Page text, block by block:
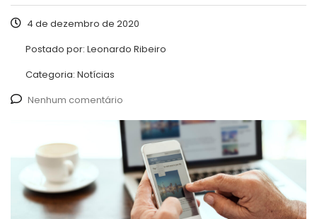
4 de dezembro de 2020
Postado por: Leonardo Ribeiro
Categoria: Notícias
Nenhum comentário